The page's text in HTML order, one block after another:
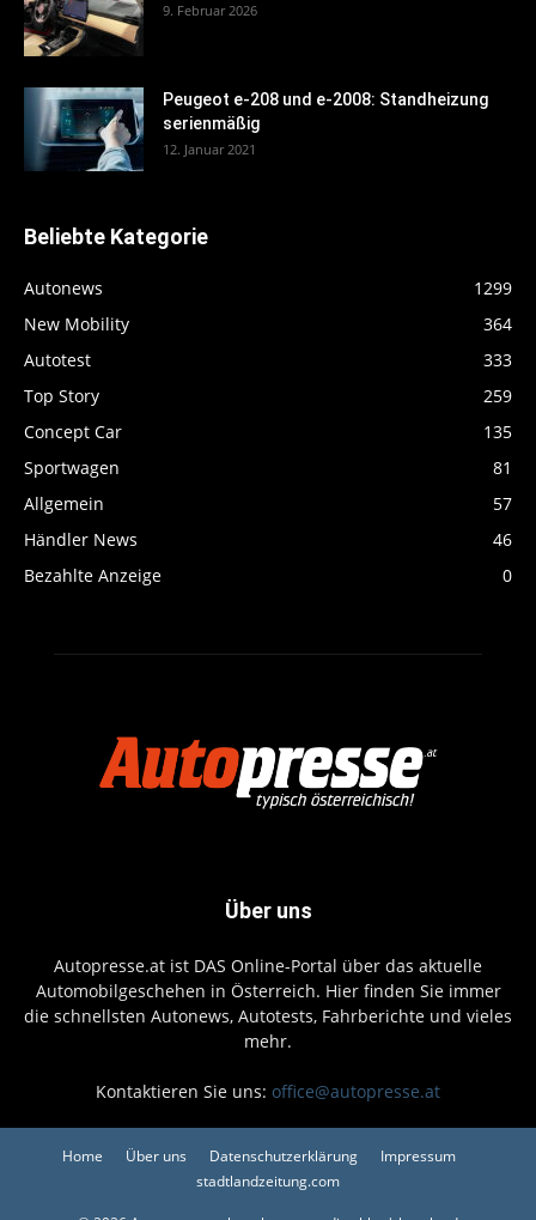
9. Februar 2026
Peugeot e-208 und e-2008: Standheizung
serienmäßig
12. Januar 2021
Beliebte Kategorie
Autonews
1299
New Mobility
364
Autotest
333
Top Story
259
Concept Car
135
Sportwagen
81
Allgemein
57
Händler News
46
Bezahlte Anzeige
0
Über uns
Autopresse.at ist DAS Online-Portal über das aktuelle
Automobilgeschehen in Österreich. Hier finden Sie immer
die schnellsten Autonews, Autotests, Fahrberichte und vieles
mehr.
Kontaktieren Sie uns: office@autopresse.at
Home Über uns Datenschutzerklärung
Impressum
stadtlandzeitung.com